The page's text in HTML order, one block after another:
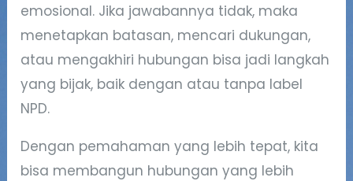
emosional. Jika jawabannya tidak, maka
menetapkan batasan, mencari dukungan,
atau mengakhiri hubungan bisa jadi langkah
yang bijak, baik dengan atau tanpa label
NPD.
Dengan pemahaman yang lebih tepat, kita
bisa membangun hubungan yang lebih